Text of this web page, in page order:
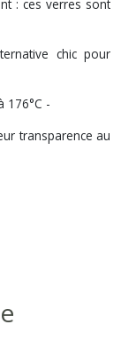
: ces verres sont
chic pour
176°C -
transparence au